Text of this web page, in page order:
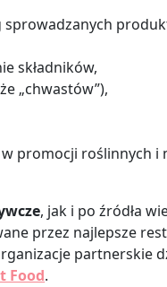
sprowadzanych
składników,
„chwastów”),
promocji roślinnych i
, jak i po źródła
przez najlepsze
partnerskie
Food.